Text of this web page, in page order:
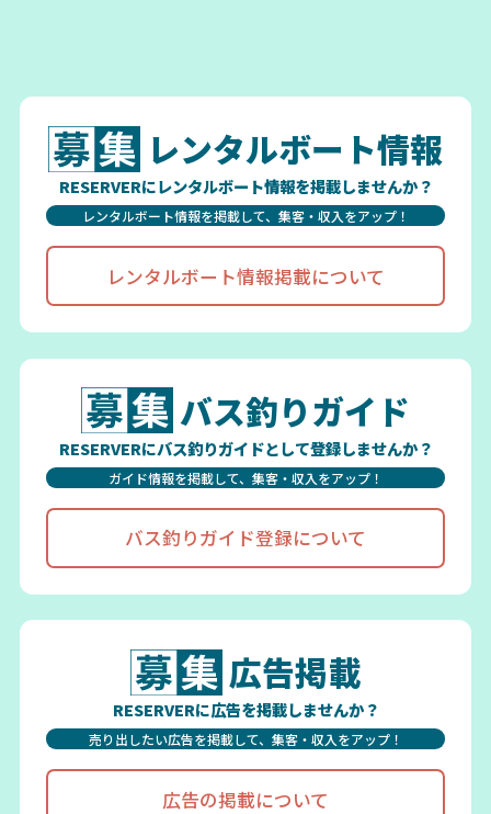
レンタルボート情報
RESERVERにレンタルボート情報を掲載しませんか？
レンタルボート情報を掲載して、集客・収入をアップ！
レンタルボート情報掲載について
バス釣りガイド
RESERVERにバス釣りガイドとして登録しませんか？
ガイド情報を掲載して、集客・収入をアップ！
バス釣りガイド登録について
広告掲載
RESERVERに広告を掲載しませんか？
売り出したい広告を掲載して、集客・収入をアップ！
広告の掲載について